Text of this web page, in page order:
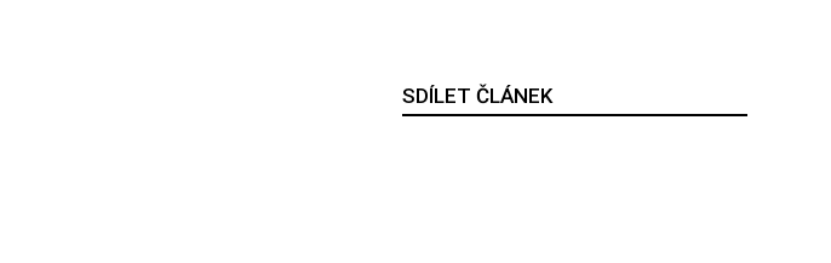
SDÍLET ČLÁNEK